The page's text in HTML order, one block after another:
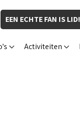
EEN ECHTE FAN IS LID!
Activiteiten